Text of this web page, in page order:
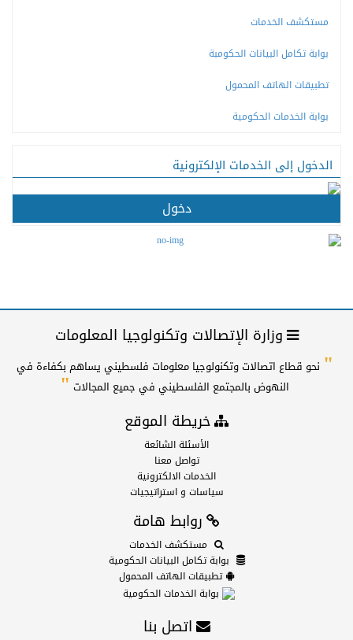
مستكشف الخدمات
بوابة تكامل البيانات الحكومبة
تطبيقات الهاتف المحمول
بوابة الخدمات الحكومية
الدخول إلى الخدمات الإلكترونية
دخول
وزارة الإتصالات وتكنولوجيا المعلومات
" نحو قطاع اتصالات وتكنولوجيا معلومات فلسطيني يساهم بكفاءة في
النهوض بالمجتمع الفلسطيني في جميع المجالات"
خريطة الموقع
الأسئلة الشائعة
تواصل معنا
الخدمات الالكترونية
سياسات و استراتيجيات
روابط هامة
مستكشف الخدمات
بوابة تكامل البيانات الحكومية
تطبيقات الهاتف المحمول
بوابة الخدمات الحكومية
اتصل بنا